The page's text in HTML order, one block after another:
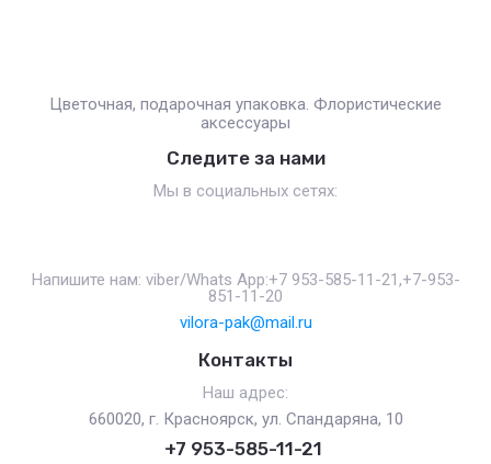
Цветочная, подарочная упаковка. Флористические
аксессуары
Следите за нами
Мы в социальных сетях:
Напишите нам: viber/Whats App:+7 953-585-11-21,+7-953-
851-11-20
vilora-pak@mail.ru
Контакты
Наш адрес:
660020, г. Красноярск, ул. Спандаряна, 10
+7 953-585-11-21